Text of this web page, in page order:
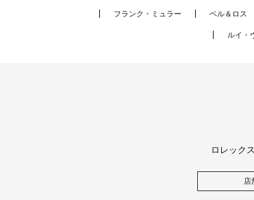
フランク・ミュラー ベル＆ロス
ルイ・
ロレック
店